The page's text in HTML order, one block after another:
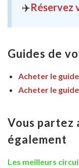
✈️Réservez
Guides de
Acheter le
Acheter le
Vous partez
également
Les meilleurs